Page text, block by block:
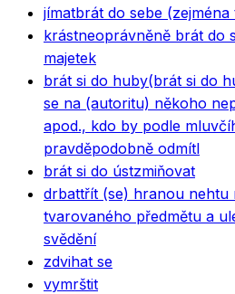
jímatbrát do sebe
krástneoprávněně brát do
majetek
brát si do huby(brát si do
se na (autoritu) někoho
apod., kdo by podle
pravděpodobně odmítl
brát si do ústzmiňovat
drbattřít (se) hranou nehtu
tvarovaného předmětu a
svědění
zdvihat se
vymrštit